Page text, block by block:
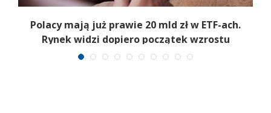
Polacy mają już prawie 20 mld zł w ETF-ach.
Rynek widzi dopiero początek wzrostu